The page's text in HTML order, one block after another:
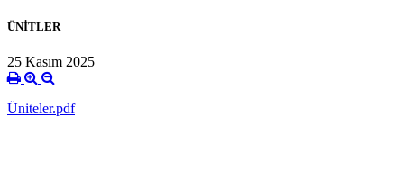
ÜNİTLER
25 Kasım 2025
Üniteler.pdf